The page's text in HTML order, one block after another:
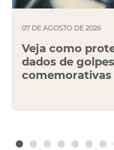
07 DE AGOSTO DE 2026
Veja como
dados de
comemorativas